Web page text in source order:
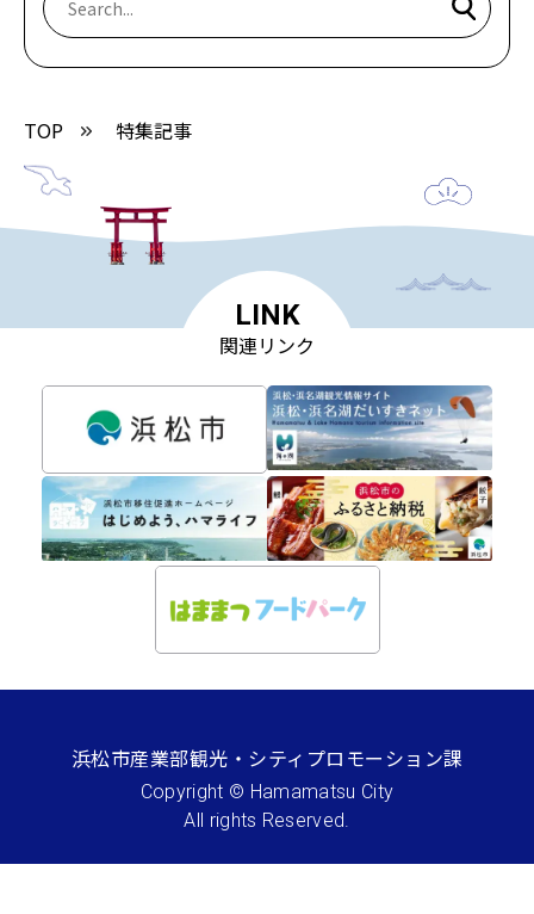
TOP 特集記事
LINK
関連リンク
浜松市産業部観光・シティプロモーション課
Copyright © Hamamatsu City
All rights Reserved.